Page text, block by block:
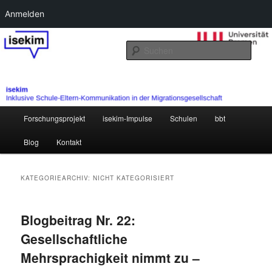
Anmelden
Zum
primären
Zum
sekundären
Forschungsprojekt isekim-Impulse Schulen bbt
Blog Kontakt
KATEGORIEARCHIV:NICHT KATEGORISIERT
Blogbeitrag Nr. 22:
Gesellschaftliche
Mehrsprachigkeit nimmt zu –